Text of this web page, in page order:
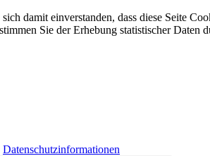
damit einverstanden, dass diese Seite
Sie der Erhebung statistischer
Datenschutzinformationen